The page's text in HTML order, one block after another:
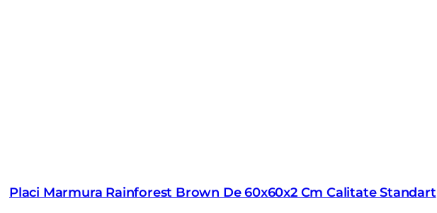
Placi Marmura Rainforest Brown De 60x60x2 Cm Calitate Standart